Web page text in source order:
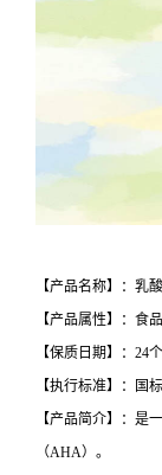
【产品名称】：乳
【产品属性】：食
【保质日期】：24
【执行标准】：国标
【产品简介】：是
（AHA）。